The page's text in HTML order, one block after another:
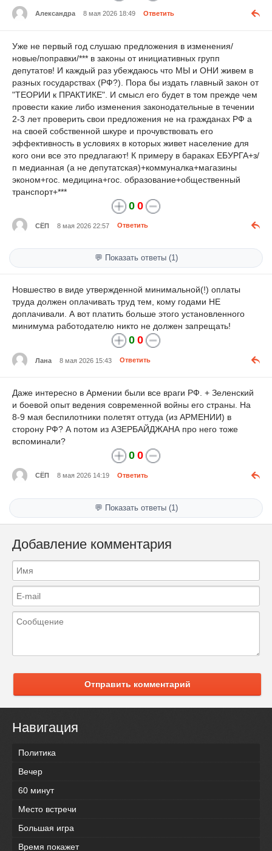
Александра 8 мая 2026 18:49 Ответить
Уже не первый год слушаю предложения в изменения/
новые/поправки/*** в законы от инициативных групп
депутатов! И каждый раз убеждаюсь что МЫ и ОНИ живем в
разных государствах (РФ?). Пора бы издать главный закон от
"ТЕОРИИ к ПРАКТИКЕ". И смысл его будет в том прежде чем
провести какие либо изменения законодательные в течении
2-3 лет проверить свои предложения не на гражданах РФ а
на своей собственной шкуре и прочувствовать его
эффективность в условиях в которых живет население для
кого они все это предлагают! К примеру в бараках ЕБУРГА+з/
п медианная (а не депутатская)+коммуналка+магазины
эконом+гос. медицина+гос. образование+общественный
транспорт+***
0 0
СЁП 8 мая 2026 22:57 Ответить
💬 Показать ответы (1)
Новшество в виде утвержденной минимальной(!) оплаты
труда должен оплачивать труд тем, кому годами НЕ
доплачивали. А вот платить больше этого установленного
минимума работодателю никто не должен запрещать!
0 0
Лана 8 мая 2026 15:43 Ответить
Даже интересно в Армении были все враги РФ. + Зеленский
и боевой опыт ведения современной войны его страны. На
8-9 мая беспилотники полетят оттуда (из АРМЕНИИ) в
сторону РФ? А потом из АЗЕРБАЙДЖАНА про него тоже
вспоминали?
0 0
СЁП 8 мая 2026 14:19 Ответить
💬 Показать ответы (1)
Добавление комментария
Отправить комментарий
Навигация
Политика
Вечер
60 минут
Место встречи
Большая игра
Время покажет